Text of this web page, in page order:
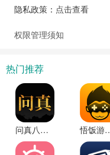
隐私政策： 点击查看
权限管理须知
热门推荐
问真八字免费排盘算命app官方下载 悟饭游戏厅破解